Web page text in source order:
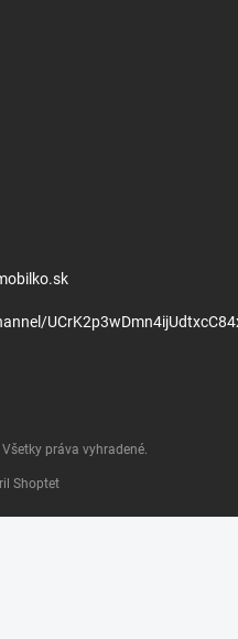
Shoptet
Všetky práva vyhradené.